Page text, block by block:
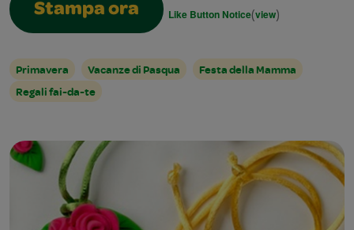
Stampa ora Like Button Notice(view)
Primavera Vacanze di Pasqua
Festa della Mamma
Regali fai-da-te